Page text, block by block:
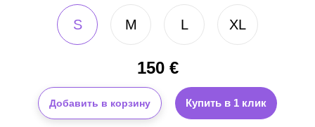
S M L XL
150€
Добавить в корзину Купить в 1 клик